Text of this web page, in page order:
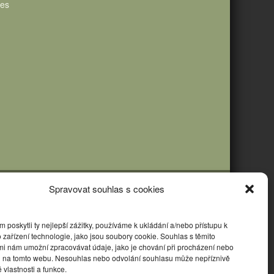
Spravovat souhlas s cookies
poskytli ty nejlepší zážitky, používáme k ukládání a/nebo přístupu k
zařízení technologie, jako jsou soubory cookie. Souhlas s těmito
nám umožní zpracovávat údaje, jako je chování při procházení nebo
tomto webu. Nesouhlas nebo odvolání souhlasu může nepříznivě
vlastnosti a funkce.